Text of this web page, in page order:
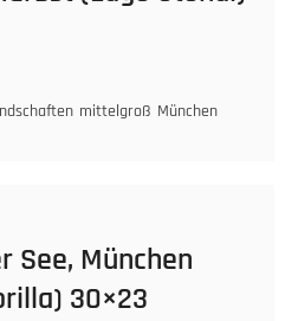
mittelgroß München
See, München
30×23